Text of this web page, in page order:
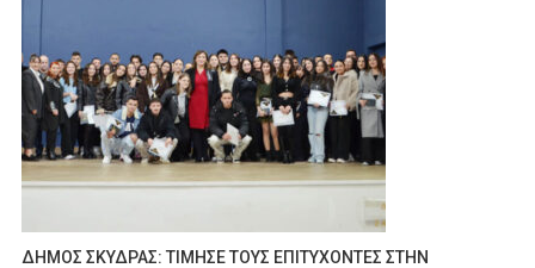
ΔΗΜΟΣ ΣΚΥΔΡΑΣ: ΤΙΜΗΣΕ ΤΟΥΣ ΕΠΙΤΥΧΟΝΤΕΣ ΣΤΗΝ